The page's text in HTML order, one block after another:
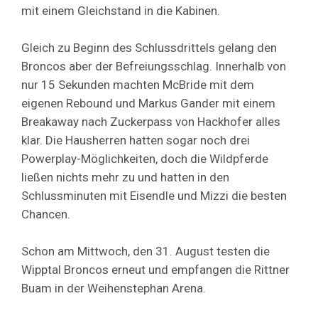
mit einem Gleichstand in die Kabinen.
Gleich zu Beginn des Schlussdrittels gelang den
Broncos aber der Befreiungsschlag. Innerhalb von
nur 15 Sekunden machten McBride mit dem
eigenen Rebound und Markus Gander mit einem
Breakaway nach Zuckerpass von Hackhofer alles
klar. Die Hausherren hatten sogar noch drei
Powerplay-Möglichkeiten, doch die Wildpferde
ließen nichts mehr zu und hatten in den
Schlussminuten mit Eisendle und Mizzi die besten
Chancen.
Schon am Mittwoch, den 31. August testen die
Wipptal Broncos erneut und empfangen die Rittner
Buam in der Weihenstephan Arena.